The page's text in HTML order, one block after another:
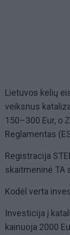
Lietuvos kelių
veiksnus
150–300 Eur, o
Reglamentas
Registracija
skaitmeninė TA
Kodėl verta
Investicija į
kainuoja 2000